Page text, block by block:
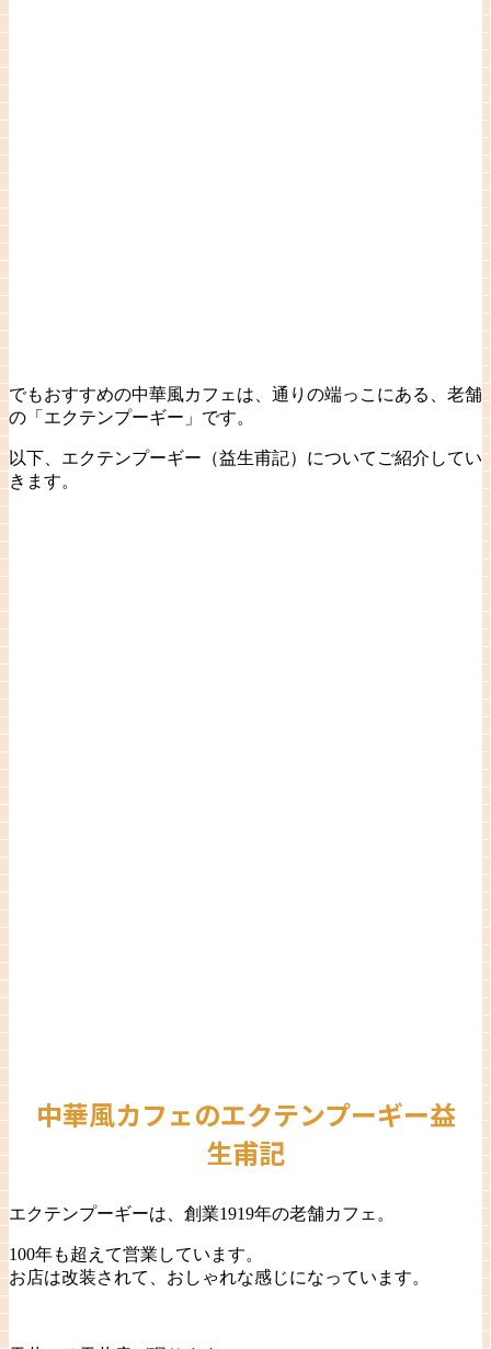
でもおすすめの中華風カフェは、通りの端っこにある、老舗
の「エクテンプーギー」です。
以下、エクテンプーギー（益生甫記）についてご紹介してい
きます。
中華風カフェのエクテンプーギー益
生甫記
エクテンプーギーは、創業1919年の老舗カフェ。
100年も超えて営業しています。
お店は改装されて、おしゃれな感じになっています。